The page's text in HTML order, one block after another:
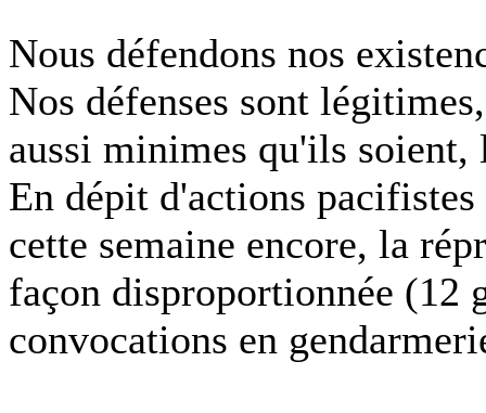
Nous défendons nos
Nos défenses sont
aussi minimes qu'ils soient,
En dépit d'actions pacifistes
cette semaine encore, la
façon disproportionnée (12
convocations en